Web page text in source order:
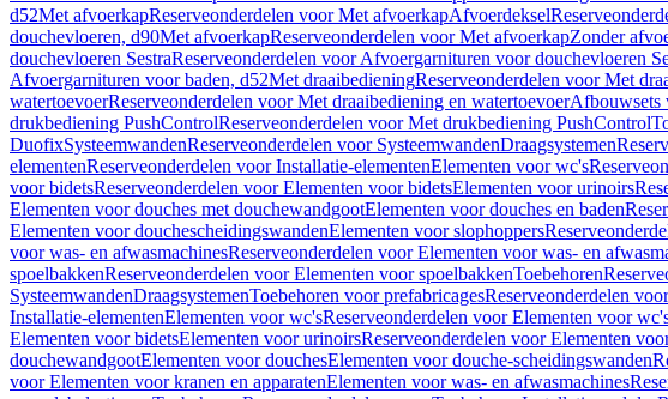
d52Met afvoerkapReserveonderdelen voor Met afvoerkapAfvoerdeksel
douchevloeren, d90Met afvoerkapReserveonderdelen voor Met afvoerkapZonder
douchevloeren SestraReserveonderdelen voor Afvoergarnituren voor douchevloeren
Afvoergarnituren voor baden, d52Met draaibedieningReserveonderdelen voor Met
watertoevoerReserveonderdelen voor Met draaibediening en watertoevoerAfbouwsets
drukbediening PushControlReserveonderdelen voor Met drukbediening PushControl
DuofixSysteemwandenReserveonderdelen voor SysteemwandenDraagsystemen
elementenReserveonderdelen voor Installatie-elementenElementen voor wc's
voor bidetsReserveonderdelen voor Elementen voor bidetsElementen voor urinoirs
Elementen voor douches met douchewandgootElementen voor douches en baden
Elementen voor douchescheidingswandenElementen voor slophoppers
voor was- en afwasmachinesReserveonderdelen voor Elementen voor was- en
spoelbakkenReserveonderdelen voor Elementen voor spoelbakkenToebehoren
SysteemwandenDraagsystemenToebehoren voor prefabricagesReserveonderdelen
Installatie-elementenElementen voor wc'sReserveonderdelen voor Elementen voor
Elementen voor bidetsElementen voor urinoirsReserveonderdelen voor Elementen
douchewandgootElementen voor douchesElementen voor douche-scheidingswanden
voor Elementen voor kranen en apparatenElementen voor was- en afwasmachines